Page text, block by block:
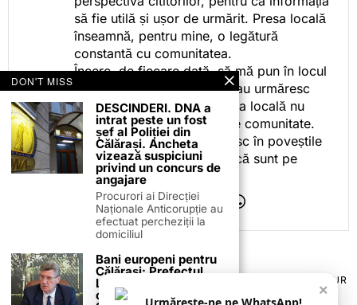
să fie utilă și ușor de urmărit. Presa locală
înseamnă, pentru mine, o legătură
constantă cu comunitatea.
Încerc, de fiecare dată, să mă pun în locul
celor care citesc, privesc sau urmăresc
ceea ce fac. Pentru că presa locală nu
este despre mine, ci despre comunitate.
Iar dacă oamenii se regăsesc în poveștile
pe care le spun, înseamnă că sunt pe
drumul bun.
TERMENI ȘI CONDIȚII
POLITICA DE ANULARE & RETUR
PUBLICITATE ONLINE & TIPĂRITĂ
CONTACT
×
DON'T MISS
DESCINDERI. DNA a
intrat peste un fost
șef al Poliției din
Călărași. Ancheta
vizează suspiciuni
privind un concurs de
angajare
Procurori ai Direcției
Naționale Anticorupție au
efectuat percheziții la
domiciliul
Bani europeni pentru
Călărași: Prefectul
Laurențiu State anunță
colaborarea cu ADR